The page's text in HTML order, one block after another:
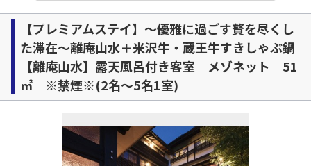
【プレミアムステイ】～優雅に過ごす贅を尽くし
た滞在～離庵山水＋米沢牛・蔵王牛すきしゃぶ鍋
【離庵山水】露天風呂付き客室 メゾネット 51
㎡ ※禁煙※(2名～5名1室)